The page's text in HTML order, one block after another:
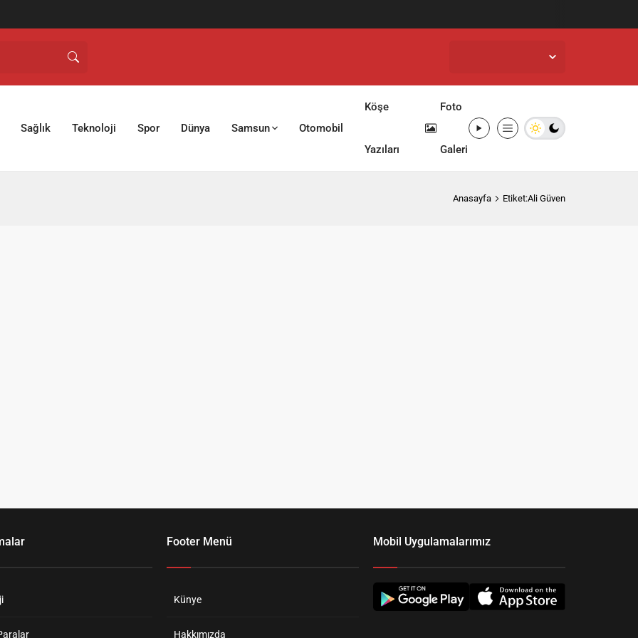
Sağlık Teknoloji Spor Dünya Samsun Otomobil
Köşe
Yazıları
Foto
Galeri
Anasayfa Etiket:Ali Güven
Footer Menü
Künye
Hakkımızda
Mobil Uygulamalarımız